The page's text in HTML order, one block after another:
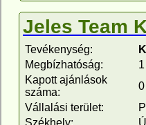
Jeles Team
Tevékenység:
Megbízhatóság:
Kapott ajánlások
száma:
0
Vállalási terület:
Székhely: